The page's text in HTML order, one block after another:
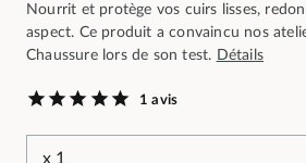
Nourrit et protège vos cuirs lisses,
aspect. Ce produit a convaincu nos
Chaussure lors de son test. Détails
1 avis